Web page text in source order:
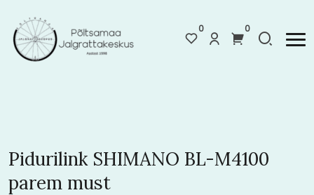
0 0
Pidurilink SHIMANO BL-M4100
parem must